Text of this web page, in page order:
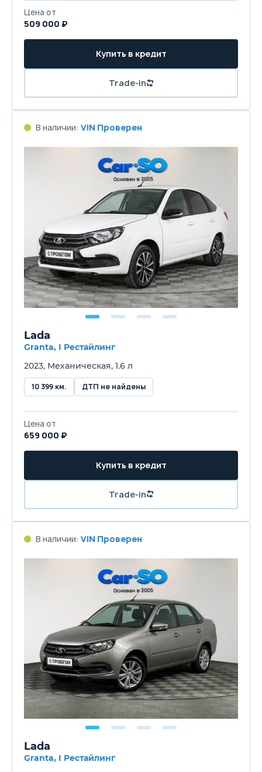
Цена от
509 000 ₽
Купить в кредит
Trade-in
В наличии: VIN Проверен
Lada
Granta, I Рестайлинг
2023, Механическая, 1.6 л
10 399 км. ДТП не найдены
Цена от
659 000 ₽
Купить в кредит
Trade-in
В наличии: VIN Проверен
Lada
Granta, I Рестайлинг